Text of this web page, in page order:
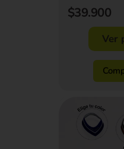
$39.900
Ver